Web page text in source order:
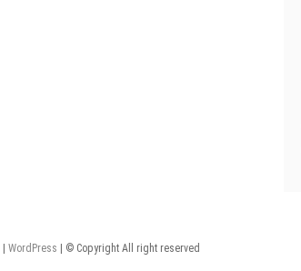
WordPress | © Copyright All right reserved